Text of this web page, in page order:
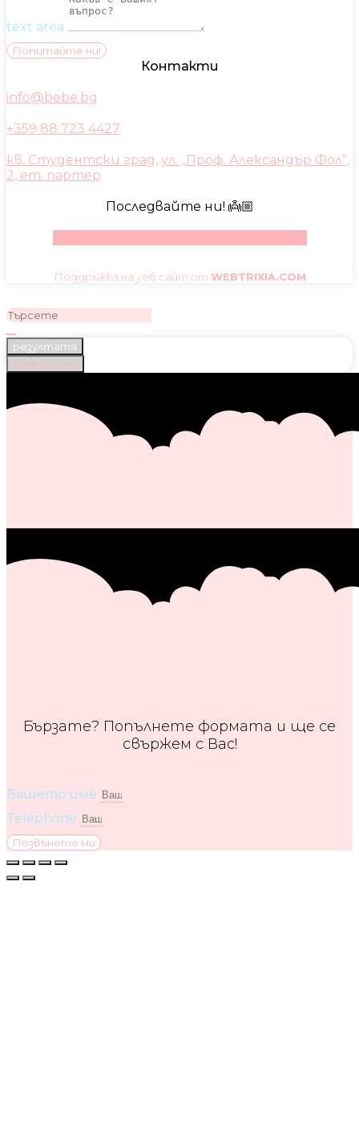
text area
Попитайте ни!
Контакти
info@bebe.bg
+359 88 723 4427
кв. Студентски град, ул. „Проф. Александър Фол“,
2, ет. партер
Последвайте ни! 👼🏼
Поддръжка на уеб сайт от WEBTRIXIA.COM
резултата
Виж всички
Бързате? Попълнете формата и ще се
свържем с Вас!
Вашето име
Telephone
Позвънете ми